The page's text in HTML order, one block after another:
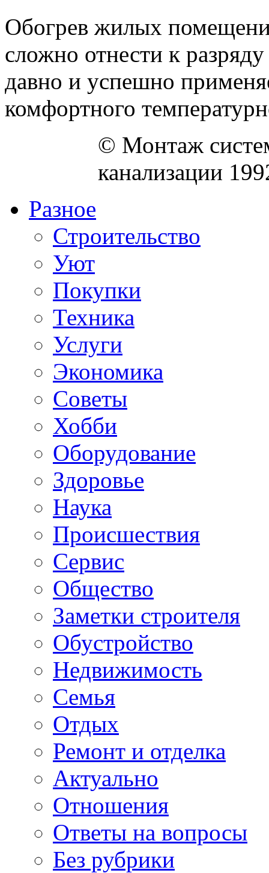
Обогрев жилых
сложно отнести к
давно и успешно
комфортного
© Монтаж
канализации
Разное
Строительство
Уют
Покупки
Техника
Услуги
Экономика
Советы
Хобби
Oборудование
Здоровье
Наука
Происшествия
Сервис
Общество
Заметки строителя
Обустройство
Недвижимость
Семья
Отдых
Ремонт и отделка
Актуально
Отношения
Ответы на вопросы
Без рубрики